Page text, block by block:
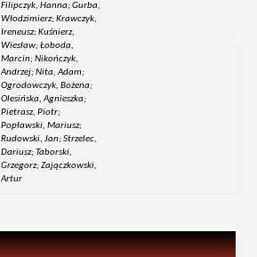
Filipczyk, Hanna; Gurba,
Włodzimierz; Krawczyk,
Ireneusz; Kuśnierz,
Wiesław; Łoboda,
Marcin; Nikończyk,
Andrzej; Nita, Adam;
Ogrodowczyk, Bożena;
Olesińska, Agnieszka;
Pietrasz, Piotr;
Popławski, Mariusz;
Rudowski, Jan; Strzelec,
Dariusz; Taborski,
Grzegorz; Zajączkowski,
Artur